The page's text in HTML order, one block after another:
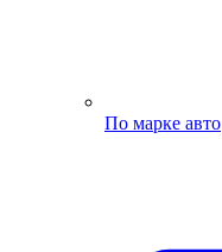
По марке авто